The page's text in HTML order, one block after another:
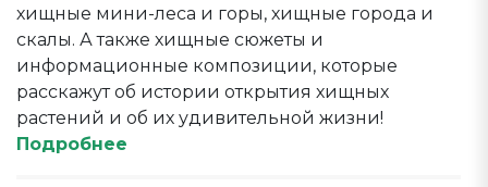
хищные мини-леса и горы, хищные города и
скалы. А также хищные сюжеты и
информационные композиции, которые
расскажут об истории открытия хищных
растений и об их удивительной жизни!
Подробнее